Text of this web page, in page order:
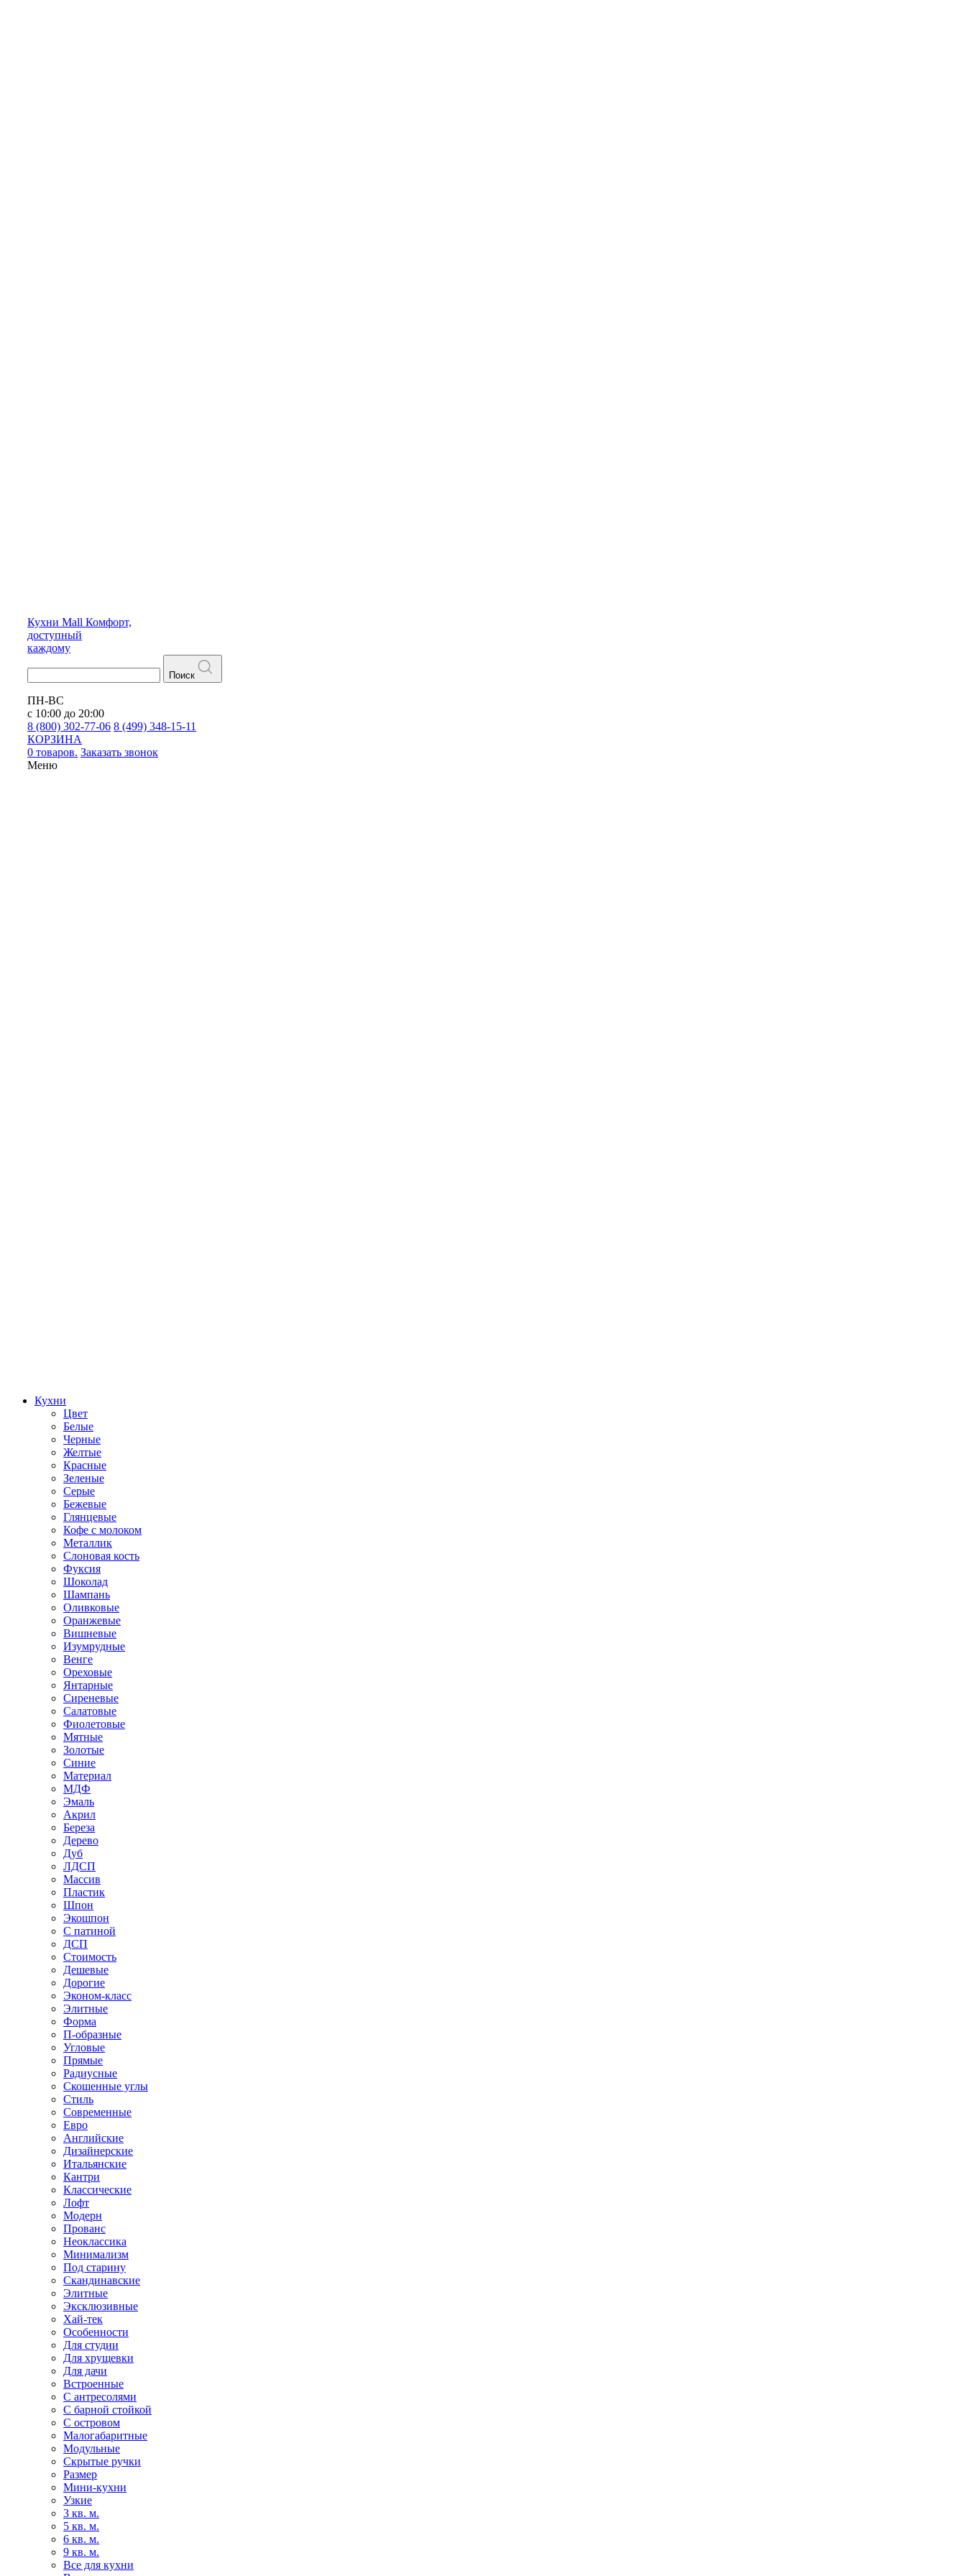
Кухни Mall Комфорт,
доступный
каждому
Поиск
ПН-ВС
с 10:00 до 20:00
8 (800) 302-77-06 8 (499) 348-15-11
КОРЗИНА
0 товаров. Заказать звонок
Меню
Кухни
Цвет
Белые
Черные
Желтые
Красные
Зеленые
Серые
Бежевые
Глянцевые
Кофе с молоком
Металлик
Слоновая кость
Фуксия
Шоколад
Шампань
Оливковые
Оранжевые
Вишневые
Изумрудные
Венге
Ореховые
Янтарные
Сиреневые
Салатовые
Фиолетовые
Мятные
Золотые
Синие
Материал
МДФ
Эмаль
Акрил
Береза
Дерево
Дуб
ЛДСП
Массив
Пластик
Шпон
Экошпон
С патиной
ДСП
Стоимость
Дешевые
Дорогие
Эконом-класс
Элитные
Форма
П-образные
Угловые
Прямые
Радиусные
Скошенные углы
Стиль
Современные
Евро
Английские
Дизайнерские
Итальянские
Кантри
Классические
Лофт
Модерн
Прованс
Неоклассика
Минимализм
Под старину
Скандинавские
Элитные
Эксклюзивные
Хай-тек
Особенности
Для студии
Для хрущевки
Для дачи
Встроенные
С антресолями
С барной стойкой
С островом
Малогабаритные
Модульные
Скрытые ручки
Размер
Мини-кухни
Узкие
3 кв. м.
5 кв. м.
6 кв. м.
9 кв. м.
Все для кухни